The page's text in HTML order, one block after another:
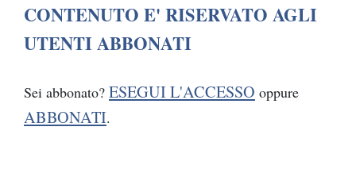
CONTENUTO E' RISERVATO AGLI
UTENTI ABBONATI
Sei abbonato? ESEGUI L'ACCESSO oppure
ABBONATI.